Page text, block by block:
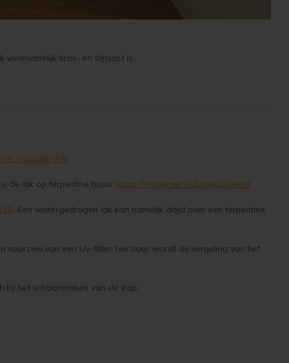
kras- en slijtvast is.
Gulvlakk WB.
de lak op terpentine basis: Jotun Trestjerner Gulvlakk Solvent.
. Een watergedragen lak kan namelijk altijd over een terpentine
voorzien van een Uv-filter, hierdoor wordt de vergeling van het
het schoonmaken van de trap.